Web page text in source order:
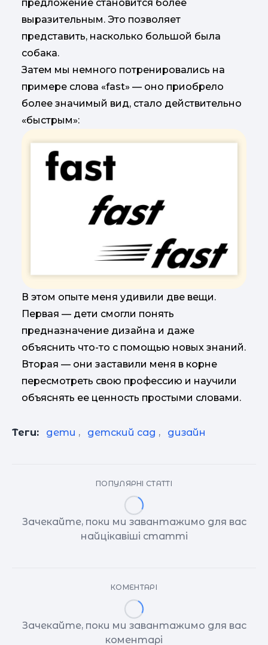
предложение становится более
выразительным. Это позволяет
представить, насколько большой была
собака.
Затем мы немного потренировались на
примере слова «fast» — оно приобрело
более значимый вид, стало действительно
«быстрым»:
В этом опыте меня удивили две вещи.
Первая — дети смогли понять
предназначение дизайна и даже
объяснить что-то с помощью новых знаний.
Вторая — они заставили меня в корне
пересмотреть свою профессию и научили
объяснять ее ценность простыми словами.
Теги: дети , детский сад , дизайн
ПОПУЛЯРНІ СТАТТІ
Зачекайте, поки ми завантажимо для вас
найцікавіші статті
КОМЕНТАРІ
Зачекайте, поки ми завантажимо для вас
коментарі